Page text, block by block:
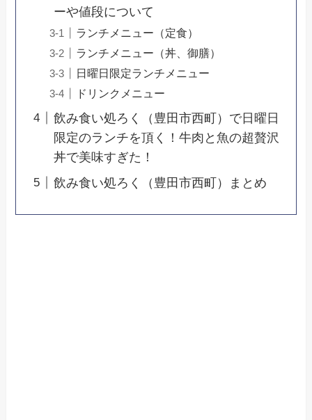
ーや値段について
ランチメニュー（定食）
ランチメニュー（丼、御膳）
日曜日限定ランチメニュー
ドリンクメニュー
飲み食い処ろく（豊田市西町）で日曜日
限定のランチを頂く！牛肉と魚の超贅沢
丼で美味すぎた！
飲み食い処ろく（豊田市西町）まとめ